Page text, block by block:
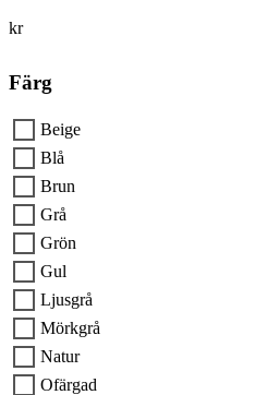
kr
Färg
Beige
Blå
Brun
Grå
Grön
Gul
Ljusgrå
Mörkgrå
Natur
Ofärgad